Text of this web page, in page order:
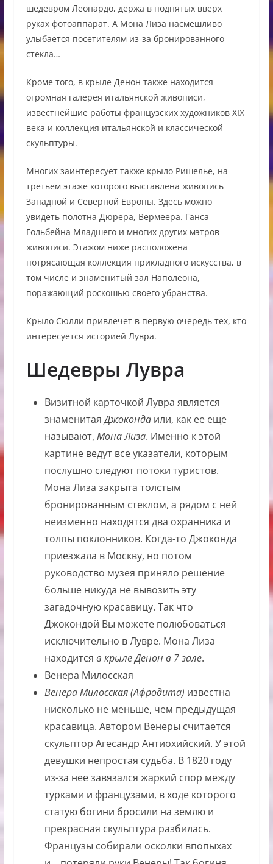
шедевром Леонардо, держа в поднятых вверх
руках фотоаппарат. А Мона Лиза насмешливо
улыбается посетителям из-за бронированного
стекла…
Кроме того, в крыле Денон также находится
огромная галерея итальянской живописи,
известнейшие работы французских художников XIX
века и коллекция итальянской и классической
скульптуры.
Многих заинтересует также крыло Ришелье, на
третьем этаже которого выставлена живопись
Западной и Северной Европы. Здесь можно
увидеть полотна Дюрера, Вермеера. Ганса
Гольбейна Младшего и многих других мэтров
живописи. Этажом ниже расположена
потрясающая коллекция прикладного искусства, в
том числе и знаменитый зал Наполеона,
поражающий роскошью своего убранства.
Крыло Сюлли привлечет в первую очередь тех, кто
интересуется историей Лувра.
Шедевры Лувра
Визитной карточкой Лувра является
знаменитаяДжокондаили, как ее еще
называют, Мона Лиза. Именно к этой
картине ведут все указатели, которым
послушно следуют потоки туристов.
Мона Лиза закрыта толстым
бронированным стеклом, а рядом с ней
неизменно находятся два охранника и
толпы поклонников. Когда-то Джоконда
приезжала в Москву, но потом
руководство музея приняло решение
больше никуда не вывозить эту
загадочную красавицу. Так что
Джокондой Вы можете полюбоваться
исключительно в Лувре. Мона Лиза
находится в крыле Денон в 7 зале.
Венера Милосская
Венера Милосская (Афродита) известна
нисколько не меньше, чем предыдущая
красавица. Автором Венеры считается
скульптор Агесандр Антиохийский. У этой
девушки непростая судьба. В 1820 году
из-за нее завязался жаркий спор между
турками и французами, в ходе которого
статую богини бросили на землю и
прекрасная скульптура разбилась.
Французы собирали осколки впопыхах